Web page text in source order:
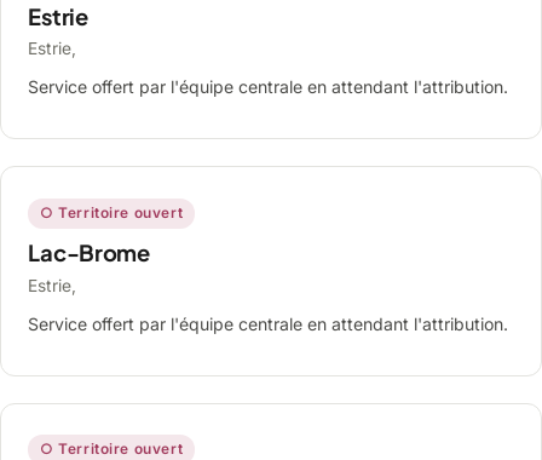
Estrie
Estrie,
Service offert par l'équipe centrale en attendant l'attribution.
○ Territoire ouvert
Lac-Brome
Estrie,
Service offert par l'équipe centrale en attendant l'attribution.
○ Territoire ouvert